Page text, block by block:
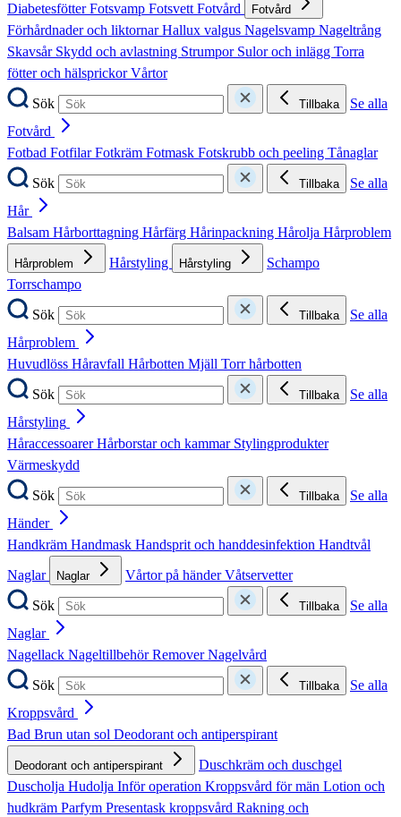
DiabetesfötterFotsvamp FotsvettFotvård Fotvård
Förhårdnader och liktornarHallux valgus Nagelsvamp Nageltrång
Skavsår Skydd och avlastning Strumpor Sulor och inlägg Torra
fötter och hälsprickorVårtor
Sök
Tillbaka
Se alla
Fotvård
Fotbad FotfilarFotkräm Fotmask Fotskrubb och peeling Tånaglar
Sök
Tillbaka
Se alla
Hår
Balsam Hårborttagning Hårfärg Hårinpackning Hårolja Hårproblem
Hårproblem Hårstyling Hårstyling
Schampo
Torrschampo
Sök
Tillbaka
Se alla
Hårproblem
Huvudlöss Håravfall Hårbotten Mjäll Torr hårbotten
Sök
Tillbaka
Se alla
Hårstyling
HåraccessoarerHårborstar och kammar Stylingprodukter
Värmeskydd
Sök
Tillbaka
Se alla
Händer
Handkräm Handmask Handsprit och handdesinfektion Handtvål
Naglar
Naglar Vårtor på händerVåtservetter
Sök
Tillbaka
Se alla
Naglar
Nagellack NageltillbehörRemoverNagelvård
Sök
Tillbaka
Se alla
Kroppsvård
Bad Brun utan sol Deodorant och antiperspirant
Deodorant och antiperspirant
Duschkräm och duschgel
Duscholja Hudolja Inför operation Kroppsvård för män Lotion och
hudkräm Parfym Presentask kroppsvård Rakning och